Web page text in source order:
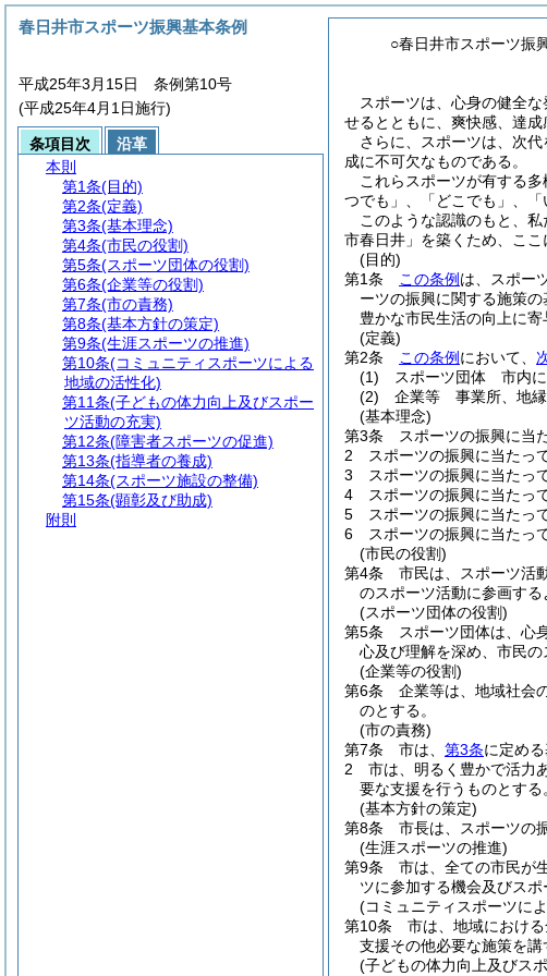
○春日井市スポーツ振
スポーツは、心身の健全
せるとともに、爽快感、達
さらに、スポーツは、次
成に不可欠なものである。
これらスポーツが有する
つでも」、「どこでも」、
このような認識のもと、
市春日井」を築くため、ここ
(目的)
第1条
この条例 は、スポー
ーツの振興に関する施策
豊かな市民生活の向上に寄
(定義)
第2条
この条例 において、
(1)
スポーツ団体 市内に
(2)
企業等 事業所、地縁
(基本理念)
第3条
スポーツの振興に当
2
スポーツの振興に当たっ
3
スポーツの振興に当たっ
4
スポーツの振興に当たっ
5
スポーツの振興に当たっ
6
スポーツの振興に当たっ
(市民の役割)
第4条
市民は、スポーツ活
のスポーツ活動に参画する
(スポーツ団体の役割)
第5条
スポーツ団体は、心
心及び理解を深め、市民の
(企業等の役割)
第6条
企業等は、地域社会
のとする。
(市の責務)
第7条
市は、 第3条に定め
2
市は、明るく豊かで活力
要な支援を行うものとする
(基本方針の策定)
第8条
市長は、スポーツの
(生涯スポーツの推進)
第9条
市は、全ての市民が
ツに参加する機会及びス
(コミュニティスポーツに
第10条
市は、地域におけ
支援その他必要な施策を講
(子どもの体力向上及びス
春日井市スポーツ振興基本条例
平成25年3月15日 条例第10号
(平成25年4月1日施行)
条項目次
沿革
本則
第1条(目的)
第2条(定義)
第3条(基本理念)
第4条(市民の役割)
第5条(スポーツ団体の役割)
第6条(企業等の役割)
第7条(市の責務)
第8条(基本方針の策定)
第9条(生涯スポーツの推進)
第10条(コミュニティスポーツによる
地域の活性化)
第11条(子どもの体力向上及びスポー
ツ活動の充実)
第12条(障害者スポーツの促進)
第13条(指導者の養成)
第14条(スポーツ施設の整備)
第15条(顕彰及び助成)
附則